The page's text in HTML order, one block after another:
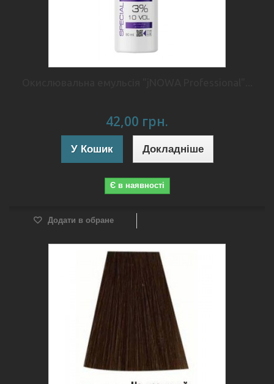
42,00 грн.
У Кошик Докладніше
Є в наявності
Додати в обране